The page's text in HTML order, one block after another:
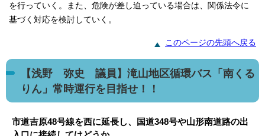
を行っていく。また、危険が差し迫っている場合は、関係法令に
基づく対応を検討していく。
このページの先頭へ戻る
【浅野 弥史 議員】滝山地区循環バス「南くる
りん」常時運行を目指せ！！
市道吉原48号線を西に延長し、国道348号や山形南道路の出